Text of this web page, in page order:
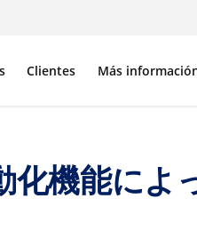
Clientes Más
化機能に